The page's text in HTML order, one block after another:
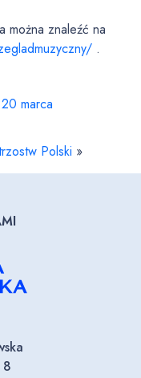
można znaleźć na
.
marca
Polski »
8